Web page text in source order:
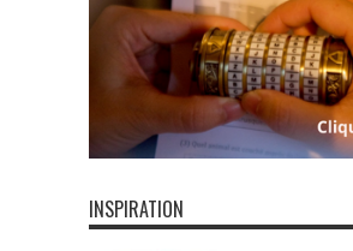
INSPIRATION